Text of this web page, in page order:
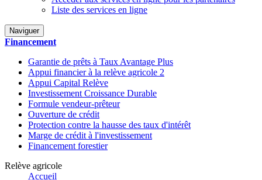
Liste des services en ligne
Naviguer
Financement
Garantie de prêts à Taux Avantage Plus
Appui financier à la relève agricole 2
Appui Capital Relève
Investissement Croissance Durable
Formule vendeur-prêteur
Ouverture de crédit
Protection contre la hausse des taux d'intérêt
Marge de crédit à l'investissement
Financement forestier
Relève agricole
Accueil